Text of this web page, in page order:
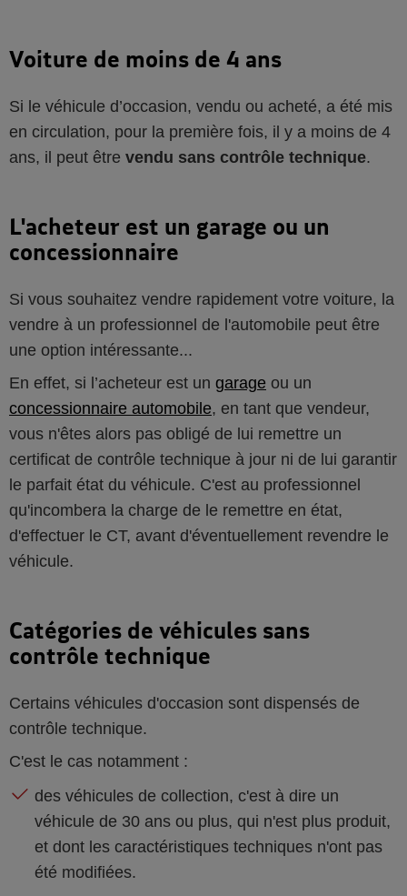
Voiture de moins de 4 ans
Si le véhicule d’occasion, vendu ou acheté, a été mis
en circulation, pour la première fois, il y a moins de 4
ans, il peut être vendu sans contrôle technique.
L'acheteur est un garage ou un
concessionnaire
Si vous souhaitez vendre rapidement votre voiture, la
vendre à un professionnel de l'automobile peut être
une option intéressante...
En effet, si l’acheteur est un garage ou un
concessionnaire automobile, en tant que vendeur,
vous n'êtes alors pas obligé de lui remettre un
certificat de contrôle technique à jour ni de lui garantir
le parfait état du véhicule. C'est au professionnel
qu'incombera la charge de le remettre en état,
d'effectuer le CT, avant d'éventuellement revendre le
véhicule.
Catégories de véhicules sans
contrôle technique
Certains véhicules d'occasion sont dispensés de
contrôle technique.
C'est le cas notamment :
des véhicules de collection, c'est à dire un
véhicule de 30 ans ou plus, qui n'est plus produit,
et dont les caractéristiques techniques n'ont pas
été modifiées.